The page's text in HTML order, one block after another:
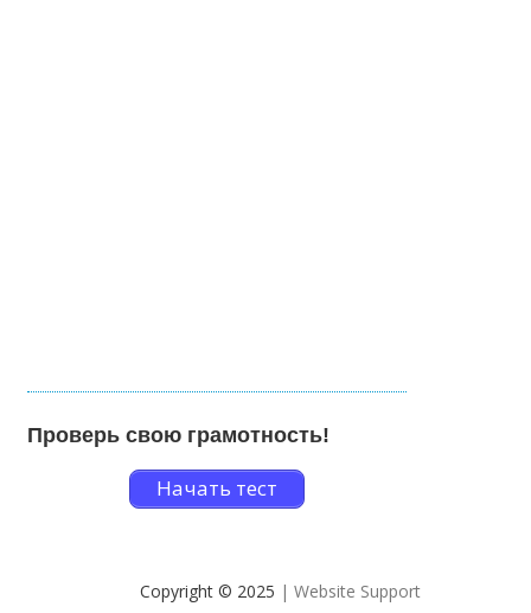
Проверь свою грамотность!
Начать тест
Copyright © 2025 | Website Support